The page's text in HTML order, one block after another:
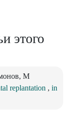
этого
М
replantation , in